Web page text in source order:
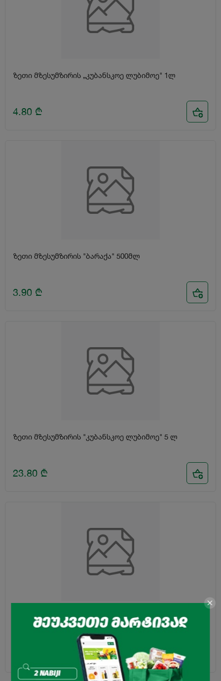
ზეთი მზესუმზირის „კუბანსკოე ლუბიმოე" 1ლ
4.80 ₾
ზეთი მზესუმზირის "ბარაქა" 500მლ
3.90 ₾
ზეთი მზესუმზირის "კუბანსკოე ლუბიმოე" 5 ლ
23.80 ₾
ზეთი მზესუმზირის "ავედოვი" 5ლ